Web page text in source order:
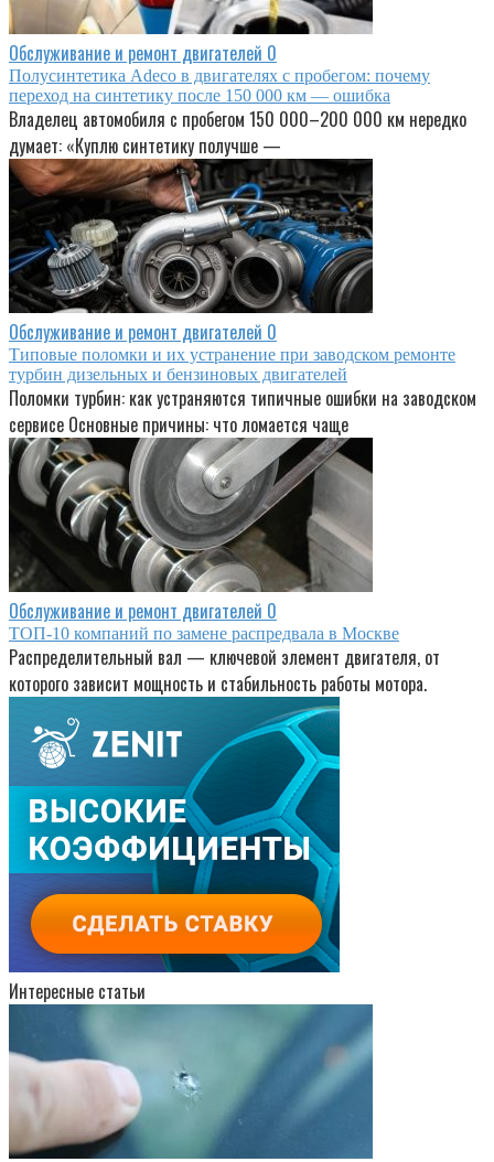
Обслуживание и ремонт двигателей 0
Полусинтетика Adeco в двигателях с пробегом: почему
переход на синтетику после 150 000 км — ошибка
Владелец автомобиля с пробегом 150 000–200 000 км нередко
думает: «Куплю синтетику получше —
Обслуживание и ремонт двигателей 0
Типовые поломки и их устранение при заводском ремонте
турбин дизельных и бензиновых двигателей
Поломки турбин: как устраняются типичные ошибки на заводском
сервисе Основные причины: что ломается чаще
Обслуживание и ремонт двигателей 0
ТОП-10 компаний по замене распредвала в Москве
Распределительный вал — ключевой элемент двигателя, от
которого зависит мощность и стабильность работы мотора.
Интересные статьи